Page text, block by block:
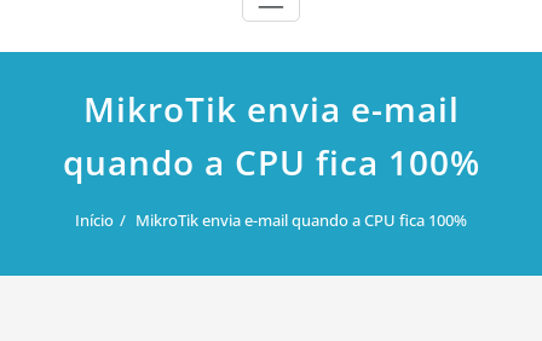
MikroTik envia e-mail
quando a CPU fica 100%
Início MikroTik envia e-mail quando a CPU fica 100%